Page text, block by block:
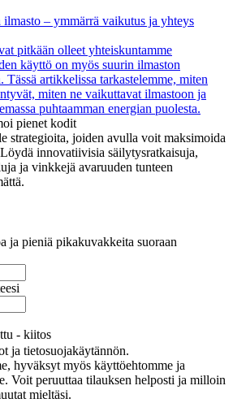
– ymmärrä vaikutus ja yhteys
pitkään olleet yhteiskuntamme
käyttö on myös suurin ilmaston
Tässä artikkelissa tarkastelemme, miten
miten ne vaikuttavat ilmastoon ja
puhtaamman energian puolesta.
pienet kodit
strategioita, joiden avulla voit maksimoida
innovatiivisia säilytysratkaisuja,
ja vinkkejä avaruuden tunteen
ja pieniä pikakuvakkeita suoraan
- kiitos
ja tietosuojakäytännön.
hyväksyt myös käyttöehtomme ja
Voit peruuttaa tilauksen helposti ja milloin
mieltäsi.